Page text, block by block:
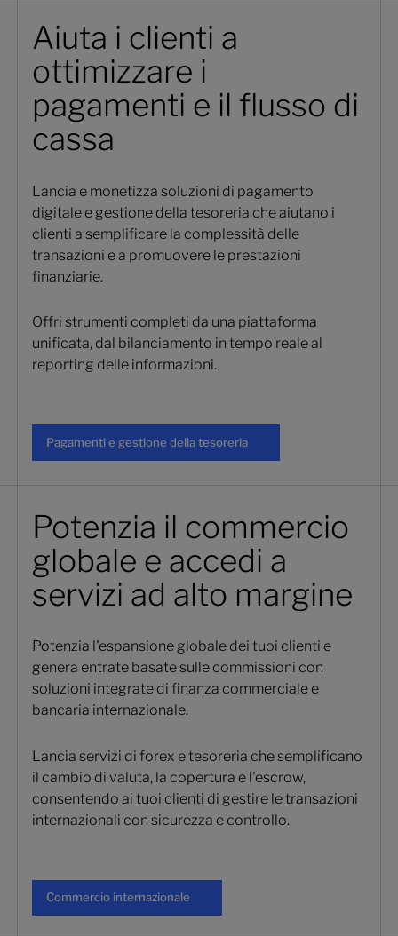
Aiuta i clienti a
ottimizzare i
pagamenti e il flusso di
cassa
Lancia e monetizza soluzioni di pagamento
digitale e gestione della tesoreria che aiutano i
clienti a semplificare la complessità delle
transazioni e a promuovere le prestazioni
finanziarie.
Offri strumenti completi da una piattaforma
unificata, dal bilanciamento in tempo reale al
reporting delle informazioni.
Pagamenti e gestione della tesoreria
Potenzia il commercio
globale e accedi a
servizi ad alto margine
Potenzia l'espansione globale dei tuoi clienti e
genera entrate basate sulle commissioni con
soluzioni integrate di finanza commerciale e
bancaria internazionale.
Lancia servizi di forex e tesoreria che semplificano
il cambio di valuta, la copertura e l'escrow,
consentendo ai tuoi clienti di gestire le transazioni
internazionali con sicurezza e controllo.
Commercio internazionale